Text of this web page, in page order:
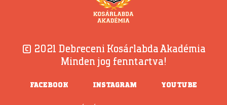
© 2021 Debreceni Kosárlabda Akadémia
Minden jog fenntartva!
FACEBOOK INSTAGRAM YOUTUBE